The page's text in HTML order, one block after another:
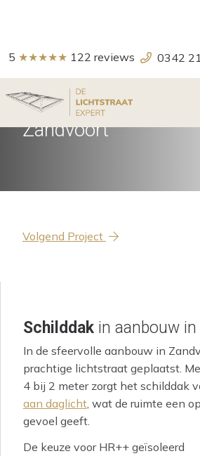
5 ★★★★★ 122 reviews 0342
Schilddak in aanbouw
Zandvoort
Volgend Project
Schilddak in aanbouw
In de sfeervolle aanbouw in
prachtige lichtstraat geplaatst.
4 bij 2 meter zorgt het schilddak
aan daglicht , wat de ruimte een
gevoel geeft.
De keuze voor HR++ geïsoleerd